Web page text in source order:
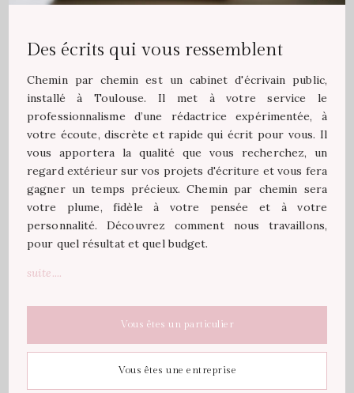
Des écrits qui vous ressemblent
Chemin par chemin est un cabinet d'écrivain public,
installé à Toulouse. Il met à votre service le
professionnalisme d’une rédactrice expérimentée, à
votre écoute, discrète et rapide qui écrit pour vous. Il
vous apportera la qualité que vous recherchez, un
regard extérieur sur vos projets d'écriture et vous fera
gagner un temps précieux. Chemin par chemin sera
votre plume, fidèle à votre pensée et à votre
personnalité. Découvrez comment nous travaillons,
pour quel résultat et quel budget.
suite....
Vous êtes un particulier
Vous êtes une entreprise